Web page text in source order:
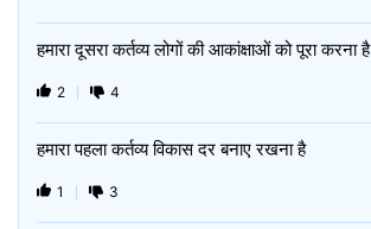
हमारा दूसरा कर्तव्य लोगों की आकांक्षाओं को पूरा करना है
2 4
हमारा पहला कर्तव्य विकास दर बनाए रखना है
1 3